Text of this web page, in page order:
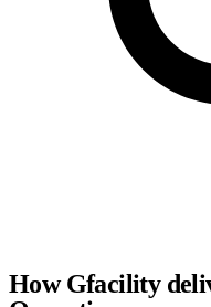
How Gfacility